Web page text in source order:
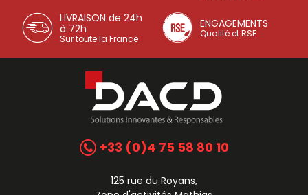
LIVRAISON de 24h
à 72h
Sur toute la France
ENGAGEMENTS
Qualité et RSE
+33 (0)4 75 58 80 10
125 rue du Royans,